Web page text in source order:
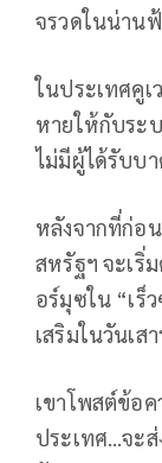
จรวดในน่าน
ในประเทศคูเ
หายให้กับระ
ไม่มีผู้ได้รับบ
หลังจากที่ก่อ
สหรัฐฯ จะเริ่
อร์มุซใน “เร็
เสริมในวันเส
เขาโพสต์ข้อ
ประเทศ…จะส่